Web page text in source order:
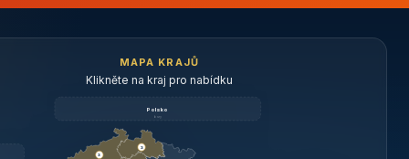
MAPA KRAJŮ
Klikněte na kraj pro nabídku
Polsko
brzy
3
3